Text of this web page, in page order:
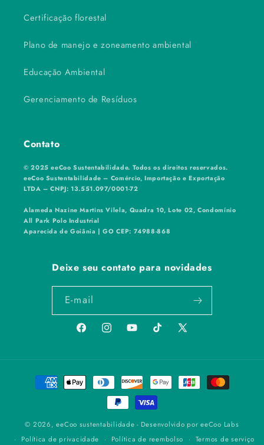
Certificação florestal
Plano de manejo e zoneamento ambiental
Educação Ambiental
Gerenciamento de Resíduos
Contato
© 2025 eeCoo Sustentabilidade. Todos os direitos reservados.
eeCoo Sustentabilidade – Comércio, Importação e Exportação
LTDA – CNPJ: 13.551.097/0001-72
Alameda Nazine Martins Vilela, Quadra 10, Lote 02, Condomínio
All Park Polo Industrial
Aparecida de Goiânia | GO CEP: 74988-868
Deixe seu contato para novidades
E-mail
FacebookInstagramYouTubeTikTok
X
Formas
© 2026,eeCoo sustentabilidade - Desenvolvido por eeCoo Labs
Política de privacidade
Política de reembolso Termos de serviço